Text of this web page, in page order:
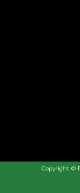
Copyright ©